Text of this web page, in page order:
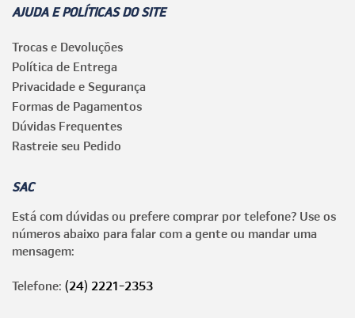
AJUDA E POLÍTICAS DO SITE
Trocas e Devoluções
Política de Entrega
Privacidade e Segurança
Formas de Pagamentos
Dúvidas Frequentes
Rastreie seu Pedido
SAC
Está com dúvidas ou prefere comprar por telefone? Use os
números abaixo para falar com a gente ou mandar uma
mensagem:
Telefone: (24) 2221-2353